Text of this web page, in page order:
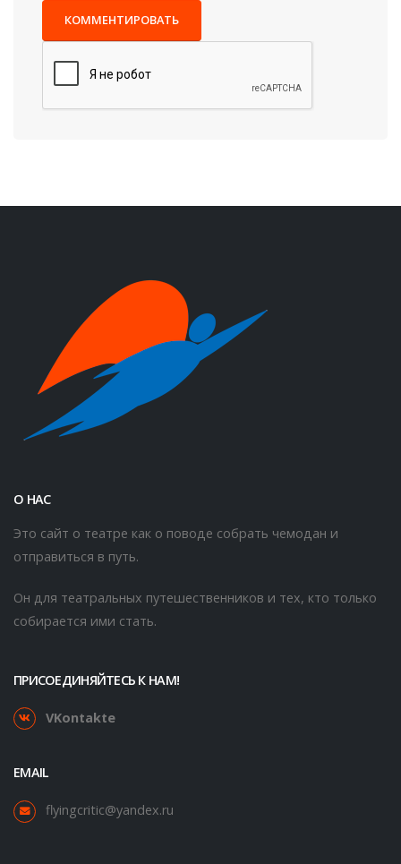
КОММЕНТИРОВАТЬ
О НАС
Это сайт о театре как о поводе собрать чемодан и
отправиться в путь.
Он для театральных путешественников и тех, кто только
собирается ими стать.
ПРИСОЕДИНЯЙТЕСЬ К НАМ!
VKontakte
EMAIL
flyingcritic@yandex.ru